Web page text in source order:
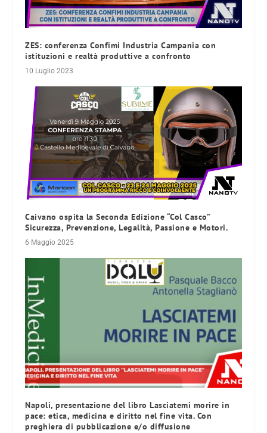
ZES: conferenza Confimi Industria Campania con
istituzioni e realtà produttive a confronto
10 Luglio 2023
Caivano ospita la Seconda Edizione “Col Casco”
Sicurezza, Prevenzione, Legalità, Passione e Motori.
6 Maggio 2025
Napoli, presentazione del libro Lasciatemi morire in
pace: etica, medicina e diritto nel fine vita. Con
preghiera di pubblicazione e/o diffusione